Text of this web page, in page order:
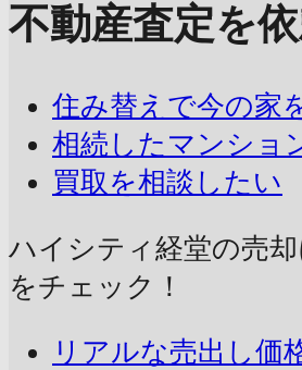
不動産査定を
住み替えで今の家
相続したマンショ
買取を相談したい
ハイシティ経堂の売却
をチェック！
リアルな売出し価